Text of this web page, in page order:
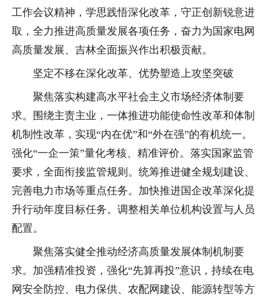
工作会议精神，学思践悟深化改革，守正创新锐意进
取，全力推进高质量发展各项任务，奋力为国家电网
高质量发展、吉林全面振兴作出积极贡献。
坚定不移在深化改革、优势塑造上攻坚突破
聚焦落实构建高水平社会主义市场经济体制要
求。围绕主责主业，一体推进功能使命性改革和体制
机制性改革，实现“内在优”和“外在强”的有机统一。
强化“一企一策”量化考核、精准评价。落实国家监管
要求，全面衔接监管规则。统筹推进健全规划建设、
完善电力市场等重点任务。加快推进国企改革深化提
升行动年度目标任务。调整相关单位机构设置与人员
配置。
聚焦落实健全推动经济高质量发展体制机制要
求。加强精准投资，强化“先算再投”意识，持续在电
网安全防控、电力保供、农配网建设、能源转型等方